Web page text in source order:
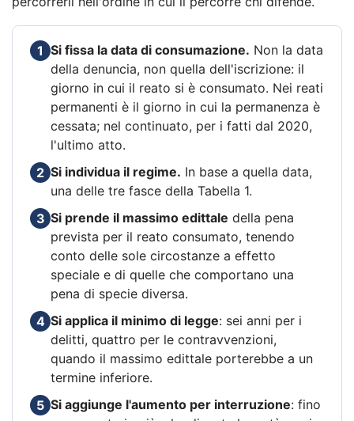
1 Si fissa la data di consumazione. Non la data
della denuncia, non quella dell'iscrizione: il
giorno in cui il reato si è consumato. Nei reati
permanenti è il giorno in cui la permanenza è
cessata; nel continuato, per i fatti dal 2020,
l'ultimo atto.
2 Si individua il regime. In base a quella data,
una delle tre fasce della Tabella 1.
3 Si prende il massimo edittale della pena
prevista per il reato consumato, tenendo
conto delle sole circostanze a effetto
speciale e di quelle che comportano una
pena di specie diversa.
4 Si applica il minimo di legge: sei anni per i
delitti, quattro per le contravvenzioni,
quando il massimo edittale porterebbe a un
termine inferiore.
5 Si aggiunge l'aumento per interruzione: fino